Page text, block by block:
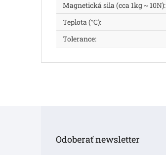
Magnetická sila (cca 1kg ~ 10N):
Teplota (°C):
Tolerance:
Odoberať newsletter